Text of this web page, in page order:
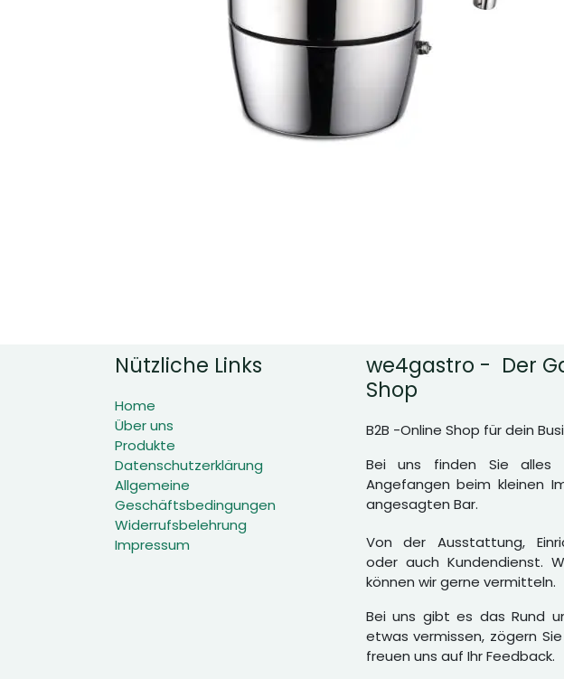
Nützliche Links
Home
Über uns
Produkte
Datenschutzerklärung
Allgemeine
Geschäftsbedingungen
Widerrufsbelehrung
Impressum
we4gastro - Der
Shop
B2B -Online Shop für dein
Bei uns finden Sie alles
Angefangen beim kleinen
angesagten Bar.
Von der Ausstattung,
oder auch Kundendienst.
können wir gerne vermitteln.
Bei uns gibt es das Rund
etwas vermissen, zögern
freuen uns auf Ihr Feedback.